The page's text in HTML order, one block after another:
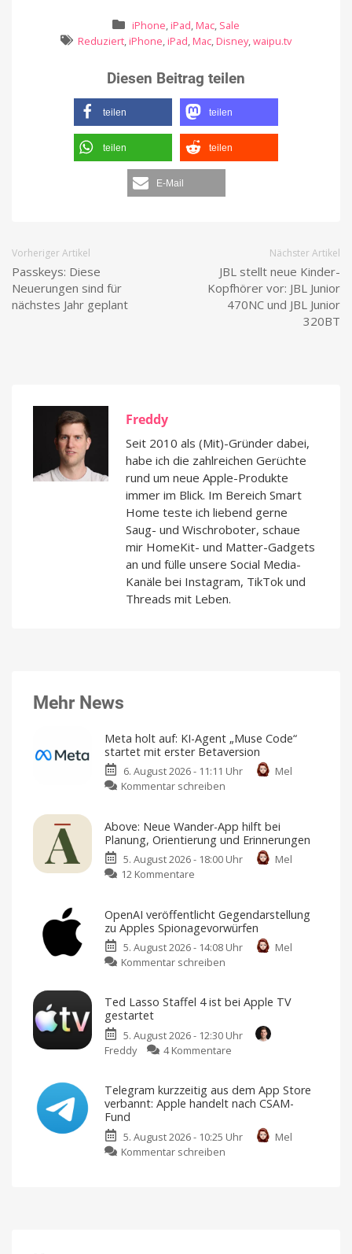
iPhone, iPad, Mac, Sale
Reduziert, iPhone, iPad, Mac, Disney,waipu.tv
Diesen Beitrag teilen
teilen teilen
teilen teilen
E-Mail
Vorheriger Artikel
Passkeys: Diese
Neuerungen sind für
nächstes Jahr geplant
Nächster Artikel
JBL stellt neue Kinder-
Kopfhörer vor: JBL Junior
470NC und JBL Junior
320BT
Freddy
Seit 2010 als (Mit)-Gründer dabei,
habe ich die zahlreichen Gerüchte
rund um neue Apple-Produkte
immer im Blick. Im Bereich Smart
Home teste ich liebend gerne
Saug- und Wischroboter, schaue
mir HomeKit- und Matter-Gadgets
an und fülle unsere Social Media-
Kanäle bei Instagram, TikTok und
Threads mit Leben.
Mehr News
Meta holt auf: KI-Agent „Muse Code“
startet mit erster Betaversion
6. August 2026 - 11:11 Uhr
Mel
Kommentar schreiben
auf:
KI-
Agent
mit
erster
Betaversion
Above: Neue Wander-App hilft bei
Planung, Orientierung und Erinnerungen
5. August 2026 - 18:00 Uhr
Mel
12 Kommentare
Wander-
App
hilft
bei
und
Erinnerungen
Fairer
für
OpenAI veröffentlicht Gegendarstellung
zu Apples Spionagevorwürfen
5. August 2026 - 14:08 Uhr
Mel
Kommentar schreiben
Gegendarstellung
Apples
Spionagevorwürfen
Geschäftsgeheimnisse
gestohlen
haben
Ted Lasso Staffel 4 ist bei Apple TV
gestartet
5. August 2026 - 12:30 Uhr
Freddy
4 Kommentare
Staffel
4
bei
Telegram kurzzeitig aus dem App Store
verbannt: Apple handelt nach CSAM-
Fund
5. August 2026 - 10:25 Uhr
Mel
Kommentar schreiben